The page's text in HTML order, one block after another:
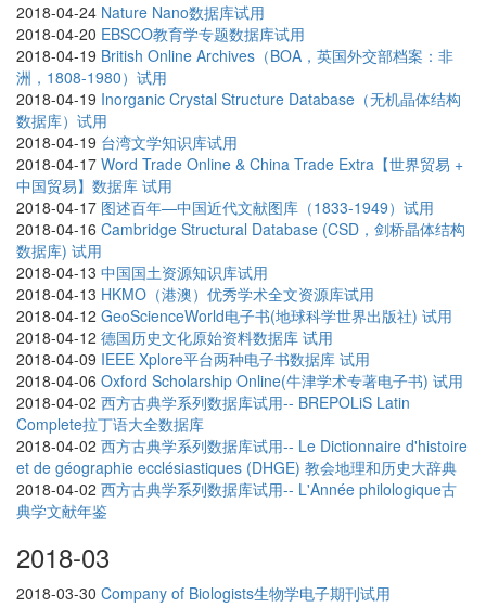
2018-04-24 Nature Nano数据库试用
2018-04-20 EBSCO教育学专题数据库试用
2018-04-19 British Online Archives（BOA，英国外交部档案：非
洲，1808-1980）试用
2018-04-19 Inorganic Crystal Structure Database（无机晶体结构
数据库）试用
2018-04-19 台湾文学知识库试用
2018-04-17 Word Trade Online & China Trade Extra【世界贸易 +
中国贸易】数据库 试用
2018-04-17 图述百年—中国近代文献图库（1833-1949）试用
2018-04-16 Cambridge Structural Database (CSD，剑桥晶体结构
数据库) 试用
2018-04-13 中国国土资源知识库试用
2018-04-13 HKMO（港澳）优秀学术全文资源库试用
2018-04-12 GeoScienceWorld电子书(地球科学世界出版社) 试用
2018-04-12 德国历史文化原始资料数据库 试用
2018-04-09 IEEE Xplore平台两种电子书数据库 试用
2018-04-06 Oxford Scholarship Online(牛津学术专著电子书) 试用
2018-04-02 西方古典学系列数据库试用-- BREPOLiS Latin
Complete拉丁语大全数据库
2018-04-02 西方古典学系列数据库试用-- Le Dictionnaire d'histoire
et de géographie ecclésiastiques (DHGE) 教会地理和历史大辞典
2018-04-02 西方古典学系列数据库试用-- L'Année philologique古
典学文献年鉴
2018-03
2018-03-30 Company of Biologists生物学电子期刊试用